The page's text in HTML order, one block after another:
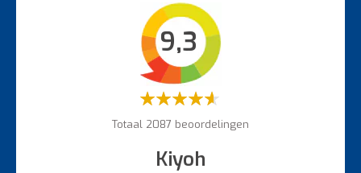
9,3
Waardering:
Totaal 2087 beoordelingen
Kiyoh